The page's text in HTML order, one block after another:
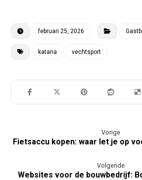
februari 25, 2026
katana vechtsport
Vorige
Fietsaccu kopen: waar let je op
Volgende
Websites voor de bouwbedrijf: